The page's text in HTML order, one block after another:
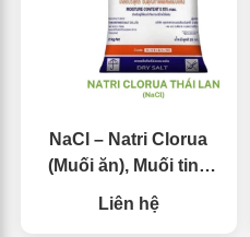
NaCl – Natri Clorua
(Muối ăn), Muối tinh
khiết, muối công
nghiệp
Liên hệ